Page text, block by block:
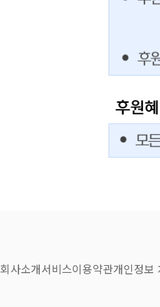
회사소개서비스이용약관개인정보